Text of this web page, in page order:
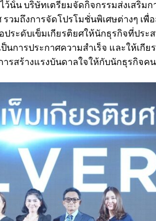
นั้น บริษัทเตรียมจัดกิจกรรมส่งเสริม
วมถึงการจัดโปรโมชั่นพิเศษต่างๆ เพื่
ระดับเข็มเกียรติยศให้นักธุรกิจที่ประ
การประกาศความสำเร็จ และให้เกี
รสร้างแรงบันดาลใจให้กับนักธุรกิจค